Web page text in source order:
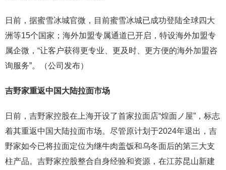
日前，据蜜雪冰城官微，目前蜜雪冰城已成功登陆全球四大
洲等15个国家；海外加盟专属通道已开启，特设海外加盟专
属企微，“让客户获得更专业、更及时、更方便的海外加盟咨
询服务”。（公司发布）
吉野家重返中国大陆拉面市场
日前，吉野家控股在上海开设了首家拉面店“煌面ノ屋”，标志
着其重返中国大陆拉面市场。尽管原计划于2024年退出，吉
野家如今已将拉面定位为继牛肉盖饭和乌冬面后的第三大支
柱产品。吉野家控股整合自身经验和资源，在江苏昆山新建